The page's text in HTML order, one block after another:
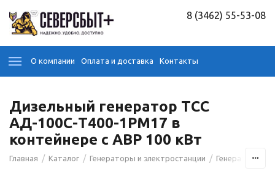
8 (3462) 55-53-08
О компании Оплата и доставка Контакты
Дизельный генератор ТСС
АД-100С-Т400-1РМ17 в
контейнере с АВР 100 кВт
Главная / Каталог / Генераторы и электростанции / Генераторы